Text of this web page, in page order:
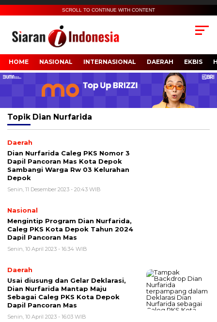
SCROLL TO CONTINUE WITH CONTENT
HOME NASIONAL INTERNASIONAL DAERAH EKBIS
Topik Dian Nurfarida
Daerah
Dian Nurfarida Caleg PKS Nomor 3
Dapil Pancoran Mas Kota Depok
Sambangi Warga Rw 03 Kelurahan
Depok
Senin, 11 Desember 2023 - 20:43 WIB
Nasional
Mengintip Program Dian Nurfarida,
Caleg PKS Kota Depok Tahun 2024
Dapil Pancoran Mas
Senin, 10 April 2023 - 16:34 WIB
Daerah
Usai diusung dan Gelar Deklarasi,
Dian Nurfarida Mantap Maju
Sebagai Caleg PKS Kota Depok
Dapil Pancoran Mas
Senin, 10 April 2023 - 16:03 WIB